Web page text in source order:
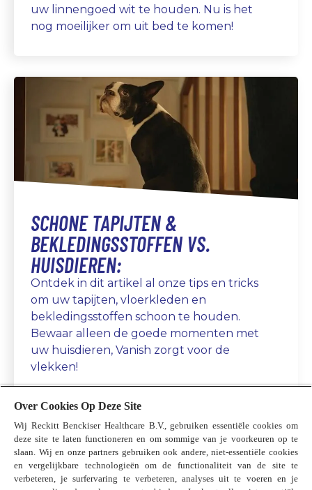
uw linnengoed wit te houden. Nu is het
nog moeilijker om uit bed te komen!
SCHONE TAPIJTEN &
BEKLEDINGSSTOFFEN VS.
HUISDIEREN:
Ontdek in dit artikel al onze tips en tricks
om uw tapijten, vloerkleden en
bekledingsstoffen schoon te houden.
Bewaar alleen de goede momenten met
uw huisdieren, Vanish zorgt voor de
vlekken!
Gebruiksvoorwaarden
Wereldwijd privacybeleid
Over Cookies Op Deze Site
Wij Reckitt Benckiser Healthcare B.V., gebruiken essentiële cookies om
deze site te laten functioneren en om sommige van je voorkeuren op te
slaan. Wij en onze partners gebruiken ook andere, niet-essentiële cookies
en vergelijkbare technologieën om de functionaliteit van de site te
verbeteren, je surfervaring te verbeteren, analyses uit te voeren en je